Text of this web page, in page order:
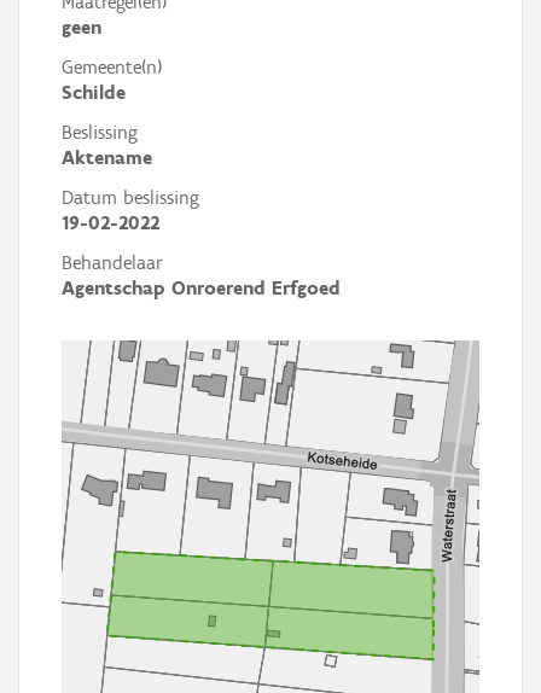
geen
Gemeente(n)
Schilde
Beslissing
Aktename
Datum beslissing
19-02-2022
Behandelaar
Agentschap Onroerend Erfgoed